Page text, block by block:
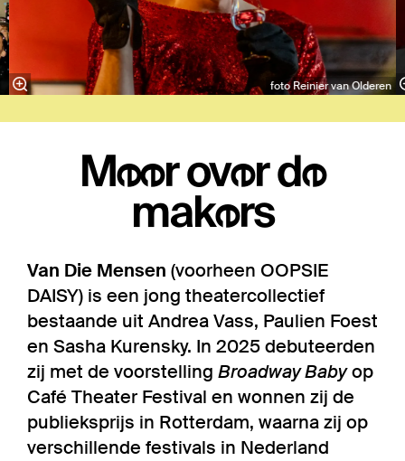
foto Reinier van Olderen
Meer over de
makers
Van Die Mensen (voorheen OOPSIE
DAISY) is een jong theatercollectief
bestaande uit Andrea Vass, Paulien Foest
en Sasha Kurensky. In 2025 debuteerden
zij met de voorstelling Broadway Babyop
Café Theater Festival en wonnen zij de
publieksprijs in Rotterdam, waarna zij op
verschillende festivals in Nederland